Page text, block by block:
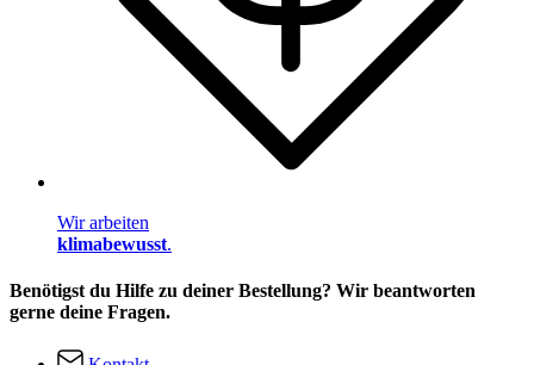
Wir arbeiten
klimabewusst.
Benötigst du Hilfe zu deiner Bestellung? Wir beantworten
gerne deine Fragen.